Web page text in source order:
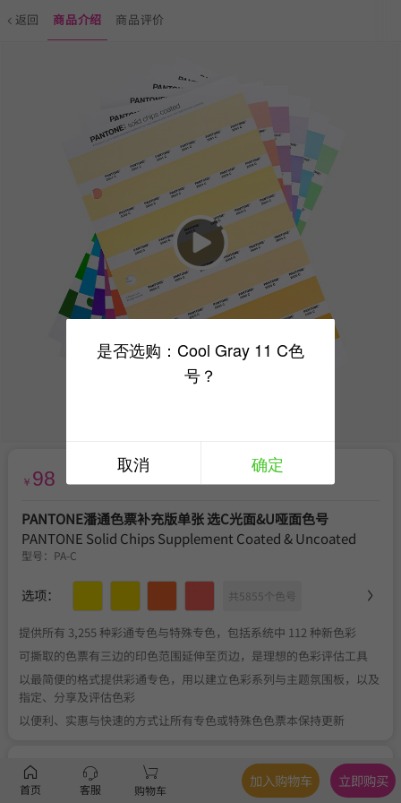
返回 商品介绍 商品评价
￥ 98
PANTONE潘通色票补充版单张 选C光面&U哑面色号
PANTONE Solid Chips Supplement Coated & Uncoated
型号： PA-C
选项： 共5855个色号
提供所有 3,255 种彩通专色与特殊专色，包括系统中 112 种新色彩
可撕取的色票有三边的印色范围延伸至页边，是理想的色彩评估工具
以最简便的格式提供彩通专色，用以建立色彩系列与主题氛围板，以及
指定、分享及评估色彩
以便利、实惠与快速的方式让所有专色或特殊色色票本保持更新
描述 产品规格 色号列表
首页 客服 购物车
加入购物车 立即购买
是否选购：Cool Gray 11 C色
号？
取消 确定